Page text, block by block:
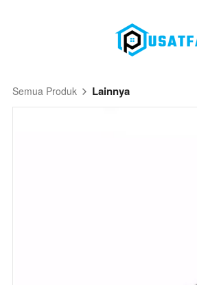
Semua Produk Lainnya